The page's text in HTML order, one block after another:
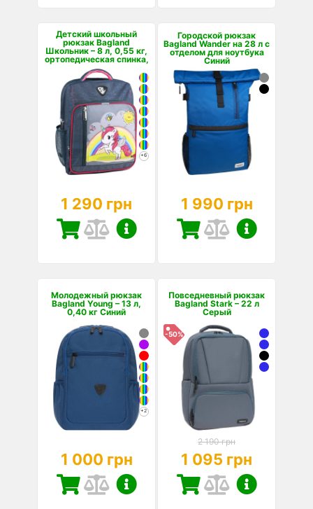
Детский школьный
рюкзак Bagland
Школьник – 8 л, 0,55 кг,
ортопедическая спинка,
светоотражающие
элем...
+6
1 290 грн
Городской рюкзак
Bagland Wander на 28 л с
отделом для ноутбука
Синий
1 990 грн
Молодежный рюкзак
Bagland Young – 13 л,
0,40 кг Синий
+2
1 000 грн
Повседневный рюкзак
Bagland Stark – 22 л
Серый
-50%
2 190 грн
1 095 грн